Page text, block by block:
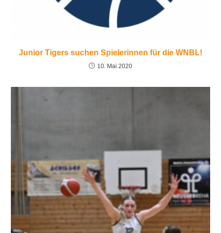
Junior Tigers suchen Spielerinnen für die WNBL!
10. Mai 2020